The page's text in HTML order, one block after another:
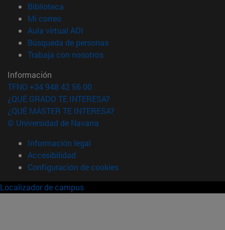
Biblioteca
Mi correo(abre en nueva ventana)
Aula virtual ADI
Búsqueda de personas(abre en nueva ventana)
Trabaja con nosotros(abre en nueva ventana)
Información
TFNO +34 948 42 56 00
¿QUÉ GRADO TE INTERESA?
¿QUÉ MÁSTER TE INTERESA?
© Universidad de Navarra
Información legal
Accesibilidad
Configuración de cookies
Localizador de campus